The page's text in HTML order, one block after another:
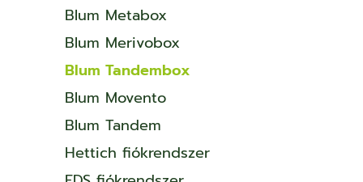
Blum Metabox
Blum Merivobox
Blum Tandembox
Blum Movento
Blum Tandem
Hettich fiókrendszer